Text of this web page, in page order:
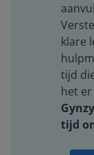
klare
tijd
het
tijd